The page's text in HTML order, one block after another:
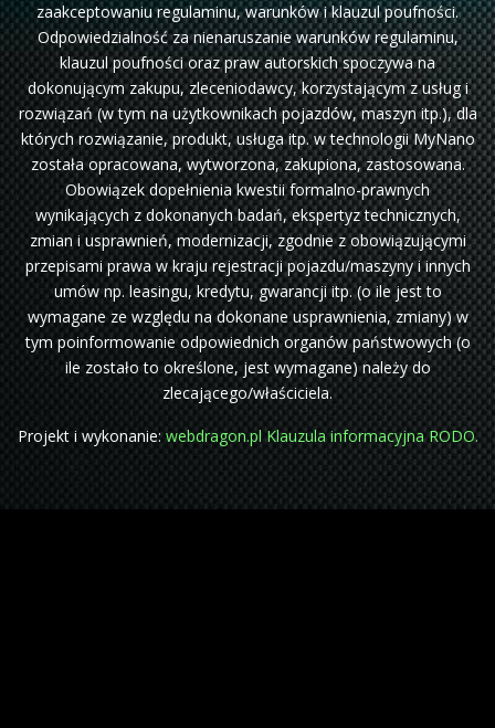
zaakceptowaniu regulaminu, warunków i klauzul poufności.
Odpowiedzialność za nienaruszanie warunków regulaminu,
klauzul poufności oraz praw autorskich spoczywa na
dokonującym zakupu, zleceniodawcy, korzystającym z usług i
rozwiązań (w tym na użytkownikach pojazdów, maszyn itp.), dla
których rozwiązanie, produkt, usługa itp. w technologii MyNano
została opracowana, wytworzona, zakupiona, zastosowana.
Obowiązek dopełnienia kwestii formalno-prawnych
wynikających z dokonanych badań, ekspertyz technicznych,
zmian i usprawnień, modernizacji, zgodnie z obowiązującymi
przepisami prawa w kraju rejestracji pojazdu/maszyny i innych
umów np. leasingu, kredytu, gwarancji itp. (o ile jest to
wymagane ze względu na dokonane usprawnienia, zmiany) w
tym poinformowanie odpowiednich organów państwowych (o
ile zostało to określone, jest wymagane) należy do
zlecającego/właściciela.
Projekt i wykonanie:webdragon.pl Klauzula informacyjna RODO.